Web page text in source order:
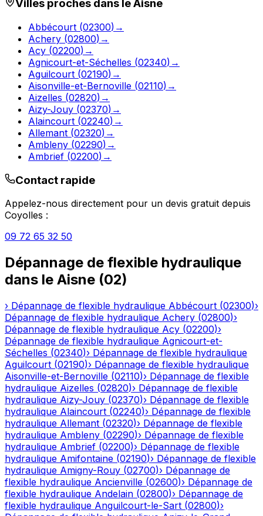
Villes proches dans leAisne
Abbécourt (02300) →
Achery (02800) →
Acy (02200) →
Agnicourt-et-Séchelles (02340) →
Aguilcourt (02190) →
Aisonville-et-Bernoville (02110) →
Aizelles (02820) →
Aizy-Jouy (02370) →
Alaincourt (02240) →
Allemant (02320) →
Ambleny (02290) →
Ambrief (02200) →
Contact rapide
Appelez-nous directement pour un devis gratuit depuis
Coyolles :
09 72 65 32 50
Dépannage de flexible hydraulique
dans le Aisne (02)
› Dépannage de flexible hydraulique Abbécourt (02300)›
Dépannage de flexible hydraulique Achery (02800)›
Dépannage de flexible hydraulique Acy (02200)›
Dépannage de flexible hydraulique Agnicourt-et-
Séchelles (02340)› Dépannage de flexible hydraulique
Aguilcourt (02190)› Dépannage de flexible hydraulique
Aisonville-et-Bernoville (02110)› Dépannage de flexible
hydraulique Aizelles (02820)› Dépannage de flexible
hydraulique Aizy-Jouy (02370)› Dépannage de flexible
hydraulique Alaincourt (02240)› Dépannage de flexible
hydraulique Allemant (02320)› Dépannage de flexible
hydraulique Ambleny (02290)› Dépannage de flexible
hydraulique Ambrief (02200)› Dépannage de flexible
hydraulique Amifontaine (02190)› Dépannage de flexible
hydraulique Amigny-Rouy (02700)› Dépannage de
flexible hydraulique Ancienville (02600)› Dépannage de
flexible hydraulique Andelain (02800)› Dépannage de
flexible hydraulique Anguilcourt-le-Sart (02800)›